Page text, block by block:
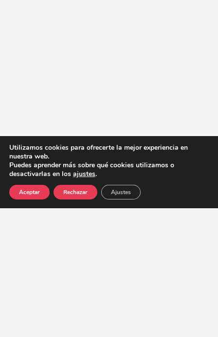
Utilizamos cookies para ofrecerte la mejor experiencia en
nuestra web.
Puedes aprender más sobre qué cookies utilizamos o
desactivarlas en los ajustes.
Aceptar Rechazar Ajustes